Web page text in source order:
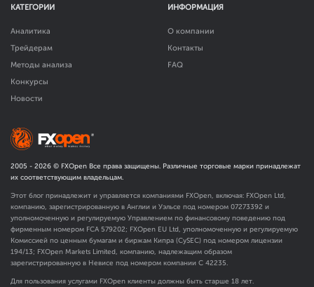
КАТЕГОРИИ
Аналитика
Трейдерам
Методы анализа
Конкурсы
Новости
ИНФОРМАЦИЯ
О компании
Контакты
FAQ
2005 - 2026 © FXOpen Все права защищены. Различные торговые марки принадлежат
их соответствующим владельцам.
Этот блог принадлежит и управляется компаниями FXOpen, включая: FXOpen Ltd,
компанию, зарегистрированную в Англии и Уэльсе под номером 07273392 и
уполномоченную и регулируемую Управлением по финансовому поведению под
фирменным номером FCA 579202; FXOpen EU Ltd, уполномоченную и регулируемую
Комиссией по ценным бумагам и биржам Кипра (CySEC) под номером лицензии
194/13; FXOpen Markets Limited, компанию, надлежащим образом
зарегистрированную в Невисе под номером компании C 42235.
Для пользования услугами FXOpen клиенты должны быть старше 18 лет.